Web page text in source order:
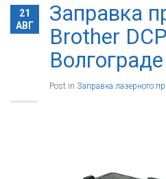
21
АВГ
Заправка
Brother
Волгограде
Post in Заправка лазерного